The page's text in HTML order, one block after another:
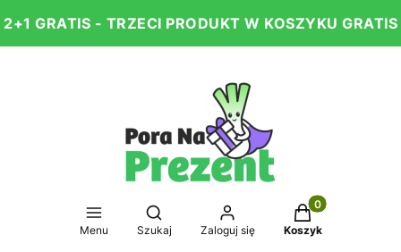
2+1 GRATIS - TRZECI PRODUKT W KOSZYKU GRATIS
Menu
Otwórz wyszukiwarkę
Szukaj Zaloguj się
Produkty w
Koszyk